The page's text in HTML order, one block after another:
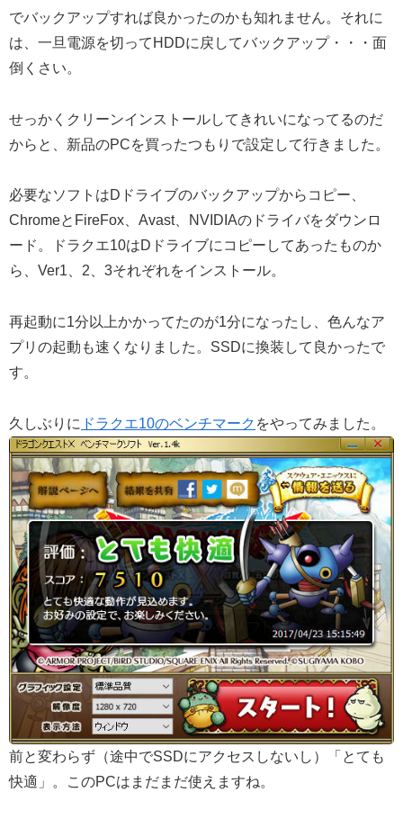
でバックアップすれば良かったのかも知れません。それに
は、一旦電源を切ってHDDに戻してバックアップ・・・面
倒くさい。
せっかくクリーンインストールしてきれいになってるのだ
からと、新品のPCを買ったつもりで設定して行きました。
必要なソフトはDドライブのバックアップからコピー、
ChromeとFireFox、Avast、NVIDIAのドライバをダウンロ
ード。ドラクエ10はDドライブにコピーしてあったものか
ら、Ver1、2、3それぞれをインストール。
再起動に1分以上かかってたのが1分になったし、色んなア
プリの起動も速くなりました。SSDに換装して良かったで
す。
久しぶりに ドラクエ10のベンチマーク をやってみました。
前と変わらず（途中でSSDにアクセスしないし）「とても
快適」。このPCはまだまだ使えますね。